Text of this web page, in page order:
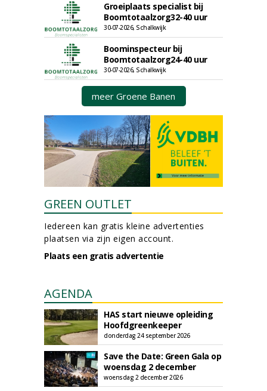
Groeiplaats specialist bij
Boomtotaalzorg32-40 uur
30-07-2026, Schalkwijk
Boominspecteur bij
Boomtotaalzorg24-40 uur
30-07-2026, Schalkwijk
meer Groene Banen
GREEN OUTLET
Iedereen kan gratis kleine advertenties
plaatsen via zijn eigen account.
Plaats een gratis advertentie
AGENDA
HAS start nieuwe opleiding
Hoofdgreenkeeper
donderdag 24 september 2026
Save the Date: Green Gala op
woensdag 2 december
woensdag 2 december 2026